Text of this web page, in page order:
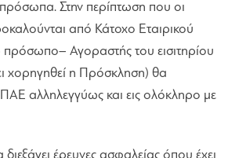
Στην περίπτωση που οι
από Κάτοχο Εταιρικού
πρόσωπο– Αγοραστής του εισιτηρίου
χορηγηθεί η Πρόσκληση) θα
ΠΑΕ αλληλεγγύως και εις ολόκληρο με
έρευνες ασφαλείας όπου έχει